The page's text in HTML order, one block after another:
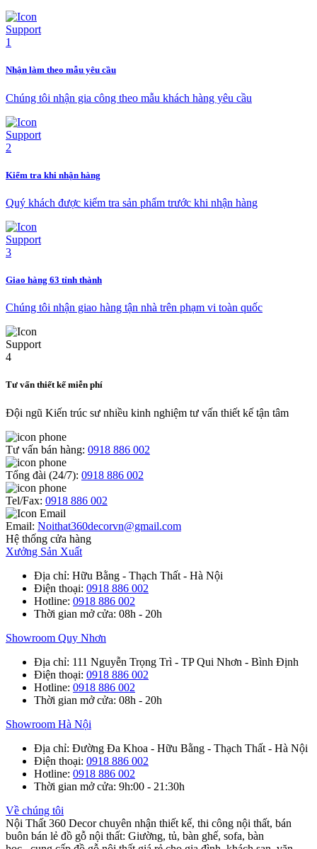
Nhận làm theo mẫu yêu cầu
Chúng tôi nhận gia công theo mẫu khách hàng yêu cầu
Kiểm tra khi nhận hàng
Quý khách được kiểm tra sản phẩm trước khi nhận hàng
Giao hàng 63 tỉnh thành
Chúng tôi nhận giao hàng tận nhà trên phạm vi toàn quốc
Tư vấn thiết kế miễn phí
Đội ngũ Kiến trúc sư nhiều kinh nghiệm tư vấn thiết kế tận tâm
Tư vấn bán hàng: 0918 886 002
Tổng đài (24/7): 0918 886 002
Tel/Fax: 0918 886 002
Email: Noithat360decorvn@gmail.com
Hệ thống cửa hàng
Xưởng Sản Xuất
Địa chỉ: Hữu Bằng - Thạch Thất - Hà Nội
Điện thoại: 0918 886 002
Hotline: 0918 886 002
Thời gian mở cửa: 08h - 20h
Showroom Quy Nhơn
Địa chỉ: 111 Nguyễn Trọng Trì - TP Qui Nhơn - Bình Định
Điện thoại: 0918 886 002
Hotline: 0918 886 002
Thời gian mở cửa: 08h - 20h
Showroom Hà Nội
Địa chỉ: Đường Đa Khoa - Hữu Bằng - Thạch Thất - Hà Nội
Điện thoại: 0918 886 002
Hotline: 0918 886 002
Thời gian mở cửa: 9h:00 - 21:30h
Về chúng tôi
Nội Thất 360 Decor chuyên nhận thiết kế, thi công nội thất, bán
buôn bán lẻ đồ gỗ nội thất: Giường, tủ, bàn ghế, sofa, bàn